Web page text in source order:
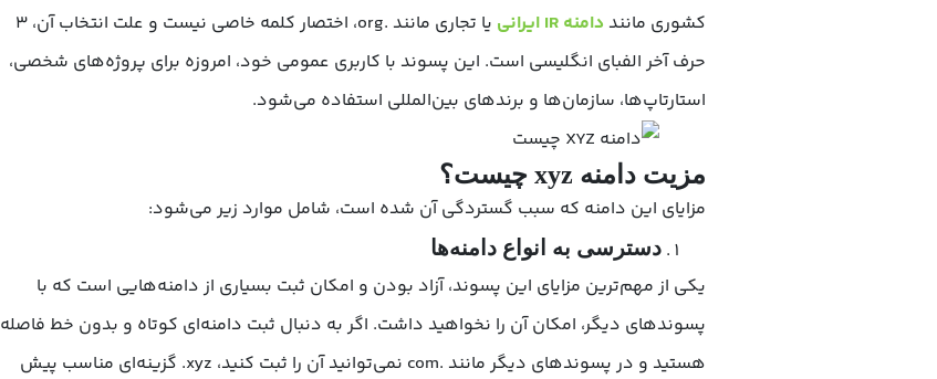
کشوری مانند دامنه IR ایرانی
یا تجاری مانند .org، اختصار کلمه خاصی نیست و علت انتخاب آن، 3
حرف آخر الفبای انگلیسی است. این پسوند با کاربری عمومی خود، امروزه برای پروژه‌های شخصی،
استارتاپ‌ها، سازمان‌ها و برندهای بین‌المللی استفاده می‌شود.
مزیت دامنه xyz چیست؟
مزایای این دامنه که سبب گستردگی آن شده است، شامل موارد زیر می‌شود:
دسترسی به انواع دامنه‌ها
یکی از مهم‌ترین مزایای این پسوند، آزاد بودن و امکان ثبت بسیاری از دامنه‌هایی است که با
پسوندهای دیگر، امکان آن را نخواهید داشت. اگر به دنبال ثبت دامنه‌ای کوتاه و بدون خط فاصله
هستید و در پسوند‌های دیگر مانند .com نمی‌توانید آن را ثبت کنید، xyz. گزینه‌ای مناسب پیش